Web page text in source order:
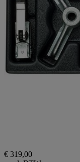
€ 319,00